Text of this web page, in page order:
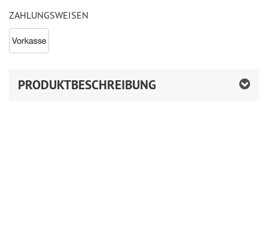
ZAHLUNGSWEISEN
PRODUKTBESCHREIBUNG